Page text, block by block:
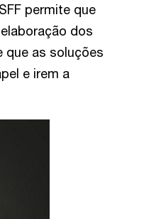
permite que
dos
que as soluções
e irem a